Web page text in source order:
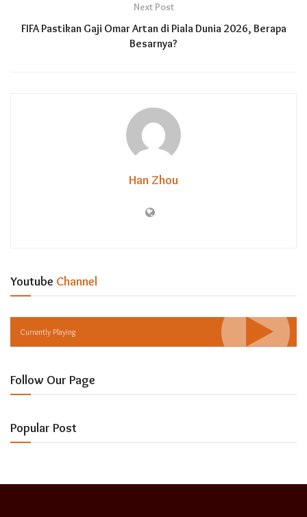
Next Post
FIFA Pastikan Gaji Omar Artan di Piala Dunia 2026, Berapa
Besarnya?
Han Zhou
Youtube Channel
Currently Playing
Follow Our Page
Popular Post